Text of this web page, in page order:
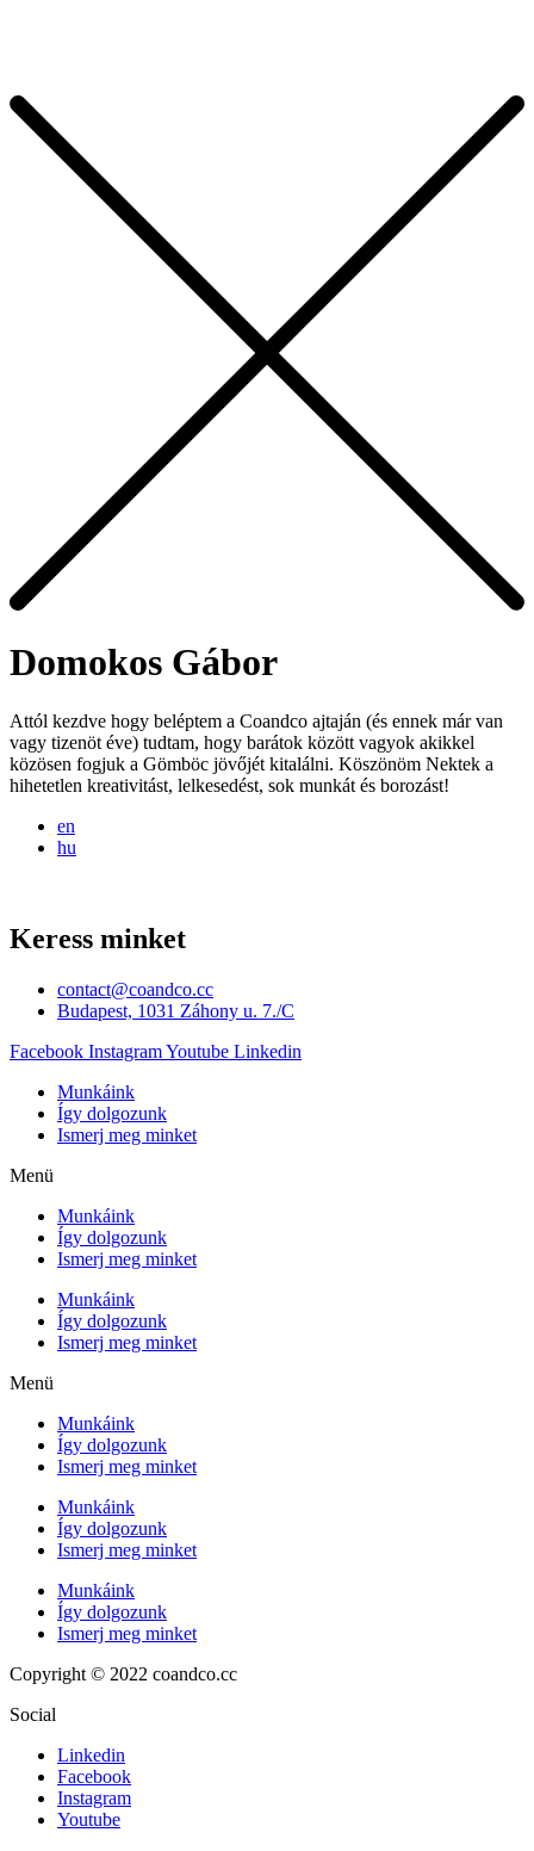
Domokos Gábor
Attól kezdve hogy beléptem a Coandco ajtaján (és ennek már van
vagy tizenöt éve) tudtam, hogy barátok között vagyok akikkel
közösen fogjuk a Gömböc jövőjét kitalálni. Köszönöm Nektek a
hihetetlen kreativitást, lelkesedést, sok munkát és borozást!
en
hu
Keress minket
contact@coandco.cc
Budapest, 1031 Záhony u. 7./C
Facebook InstagramYoutube Linkedin
Munkáink
Így dolgozunk
Ismerj meg minket
Menü
Munkáink
Így dolgozunk
Ismerj meg minket
Munkáink
Így dolgozunk
Ismerj meg minket
Menü
Munkáink
Így dolgozunk
Ismerj meg minket
Munkáink
Így dolgozunk
Ismerj meg minket
Munkáink
Így dolgozunk
Ismerj meg minket
Copyright © 2022 coandco.cc
Social
Linkedin
Facebook
Instagram
Youtube